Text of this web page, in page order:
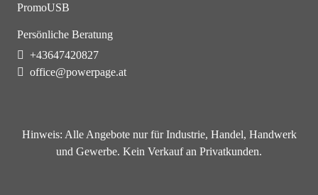
PromoUSB
Persönliche Beratung
+43647420827
office@powerpage.at
Hinweis: Alle Angebote nur für Industrie, Handel, Handwerk
und Gewerbe. Kein Verkauf an Privatkunden.